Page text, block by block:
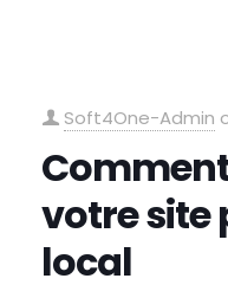
Soft4One-Admin
votre site
local